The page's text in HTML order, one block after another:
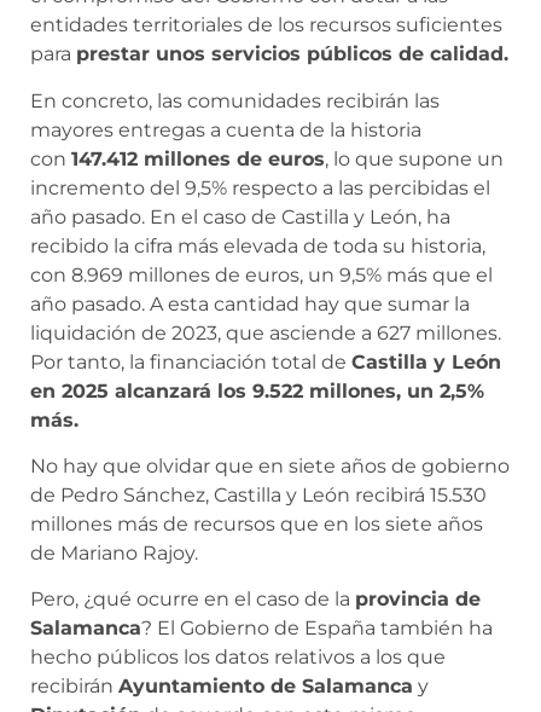
entidades territoriales de los recursos suficientes
para prestar unos servicios públicos de calidad.
En concreto, las comunidades recibirán las
mayores entregas a cuenta de la historia
con 147.412 millones de euros, lo que supone un
incremento del 9,5% respecto a las percibidas el
año pasado. En el caso de Castilla y León, ha
recibido la cifra más elevada de toda su historia,
con 8.969 millones de euros, un 9,5% más que el
año pasado. A esta cantidad hay que sumar la
liquidación de 2023, que asciende a 627 millones.
Por tanto, la financiación total de Castilla y León
en 2025 alcanzará los 9.522 millones, un 2,5%
más.
No hay que olvidar que en siete años de gobierno
de Pedro Sánchez, Castilla y León recibirá 15.530
millones más de recursos que en los siete años
de Mariano Rajoy.
Pero, ¿qué ocurre en el caso de la provincia de
Salamanca? El Gobierno de España también ha
hecho públicos los datos relativos a los que
recibirán Ayuntamiento de Salamanca y